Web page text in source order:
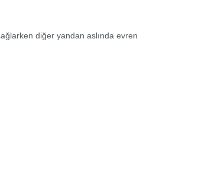
diğer yandan aslında evren